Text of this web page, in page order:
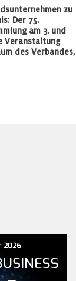
zu
Der 75.
am 3. und
Veranstaltung
des Verbandes,